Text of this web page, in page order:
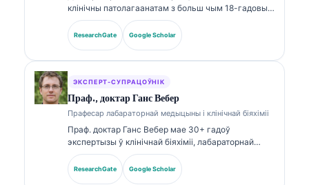
клінічны патолагаанатам з больш чым 18-гадовым
досведам у лабараторнай медыцыне і
дыягнастычным аналізе. Яна мае
спецыялізаваныя сертыфікаты па клінічнай біяхіміі
ResearchGate Google Scholar
ЭКСПЕРТ-СУПРАЦОЎНІК
Праф., доктар Ганс Вебер
Прафесар лабараторнай медыцыны і клінічнай біяхіміі
Праф. доктар Ганс Вебер мае 30+ гадоў
экспертызы ў клінічнай біяхіміі, лабараторнай
медыцыне і даследаваннях біямаркераў. Былы
прэзідэнт Нямецкага таварыства клінічнай хіміі,
ён спецыялізуецца на аналізе дыягнастычных
ResearchGate Google Scholar